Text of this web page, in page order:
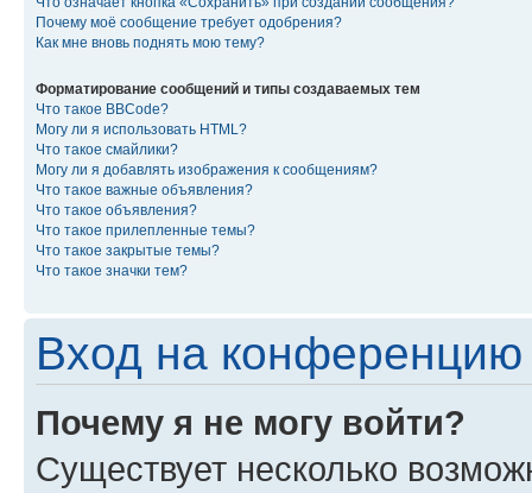
Почему моё сообщение требует одобрения?
Как мне вновь поднять мою тему?
Форматирование сообщений и типы создаваемых тем
Что такое BBCode?
Могу ли я использовать HTML?
Что такое смайлики?
Могу ли я добавлять изображения к сообщениям?
Что такое важные объявления?
Что такое объявления?
Что такое прилепленные темы?
Что такое закрытые темы?
Что такое значки тем?
Вход на конференцию
Почему я не могу войти?
Существует несколько